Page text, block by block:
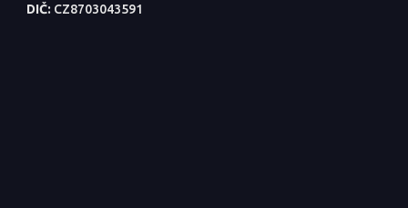
DIČ: CZ8703043591